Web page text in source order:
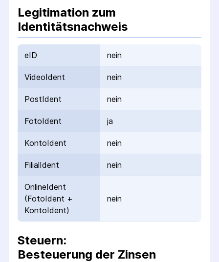
Legitimation zum
Identitätsnachweis
eID nein
VideoIdent nein
PostIdent nein
FotoIdent ja
KontoIdent nein
FilialIdent nein
OnlineIdent
(FotoIdent +
KontoIdent)
nein
Steuern:
Besteuerung der Zinsen